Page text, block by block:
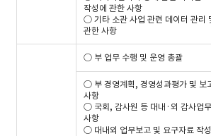
작성에 관한 사항
○ 기타 소관 사업 관련 데이터 관리
관한 사항
○ 부 업무 수행 및 운영 총괄
○ 부 경영계획, 경영성과평가 및 보
사항
○ 국회, 감사원 등 대내·외 감사업
사항
○ 대내외 업무보고 및 요구자료 작